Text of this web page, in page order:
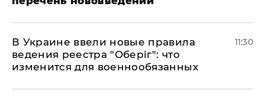
В Украине ввели новые правила
ведения реестра "Оберіг": что
изменится для военнообязанных
11:30